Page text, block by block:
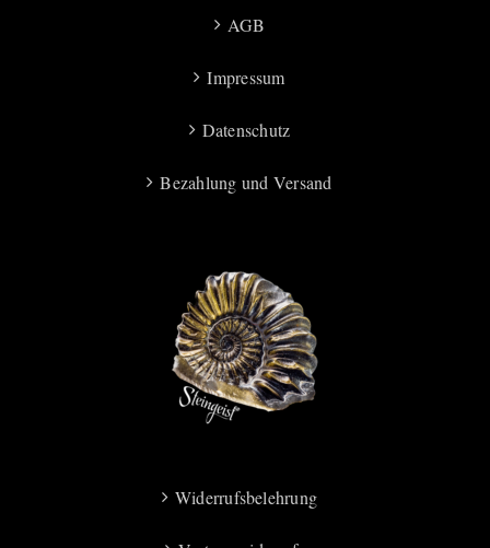
AGB
Impressum
Datenschutz
Bezahlung und Versand
Widerrufsbelehrung